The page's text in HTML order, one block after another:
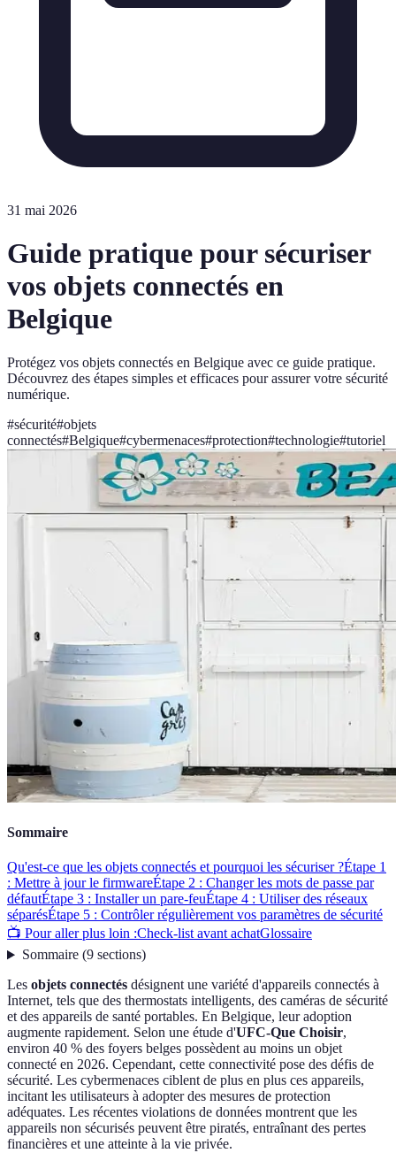
31 mai 2026
Guide pratique pour sécuriser
vos objets connectés en
Belgique
Protégez vos objets connectés en Belgique avec ce guide pratique.
Découvrez des étapes simples et efficaces pour assurer votre sécurité
numérique.
#sécurité#objets
connectés#Belgique#cybermenaces#protection#technologie#tutoriel
Sommaire
Qu'est-ce que les objets connectés et pourquoi les sécuriser ?Étape 1
: Mettre à jour le firmwareÉtape 2 : Changer les mots de passe par
défautÉtape 3 : Installer un pare-feuÉtape 4 : Utiliser des réseaux
séparésÉtape 5 : Contrôler régulièrement vos paramètres de sécurité
📺 Pour aller plus loin :Check-list avant achatGlossaire
Sommaire(9 sections)
Les objets connectés désignent une variété d'appareils connectés à
Internet, tels que des thermostats intelligents, des caméras de sécurité
et des appareils de santé portables. En Belgique, leur adoption
augmente rapidement. Selon une étude d'UFC-Que Choisir,
environ 40 % des foyers belges possèdent au moins un objet
connecté en 2026. Cependant, cette connectivité pose des défis de
sécurité. Les cybermenaces ciblent de plus en plus ces appareils,
incitant les utilisateurs à adopter des mesures de protection
adéquates. Les récentes violations de données montrent que les
appareils non sécurisés peuvent être piratés, entraînant des pertes
financières et une atteinte à la vie privée.